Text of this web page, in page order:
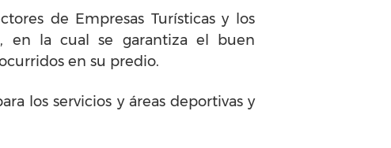
de Empresas Turísticas y los
en la cual se garantiza el buen
en su predio.
los servicios y áreas deportivas y